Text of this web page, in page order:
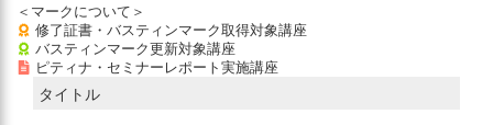
＜マークについて＞
修了証書・バスティンマーク取得対象講座
バスティンマーク更新対象講座
ピティナ・セミナーレポート実施講座
タイトル